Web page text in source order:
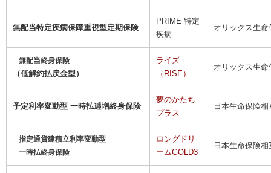
無配当特定疾病保障重視型定期保険
PRIME 特定
疾病
オリックス生
無配当終身保険
（低解約払戻金型）
ライズ
（ RISE）
オリックス生
予定利率変動型 一時払逓増終身保険
夢のかたち
プラス
日本生命保険相
指定通貨建積立利率変動型
一時払終身保険
ロングドリ
ームGOLD3
日本生命保険相